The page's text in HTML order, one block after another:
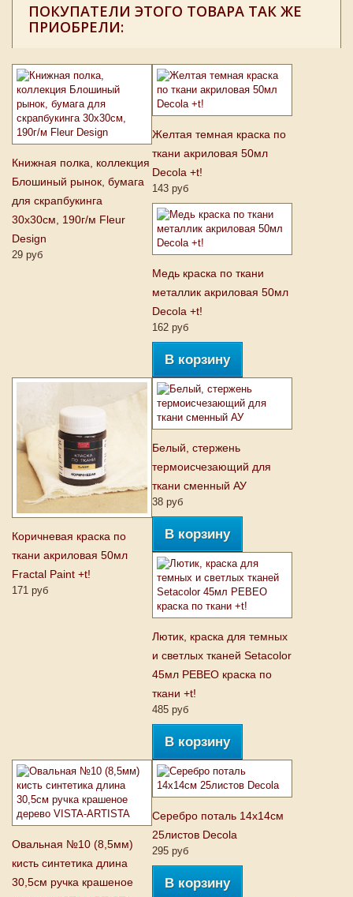
ПОКУПАТЕЛИ ЭТОГО ТОВАРА ТАК ЖЕ
ПРИОБРЕЛИ:
Книжная полка, коллекция
Блошиный рынок, бумага
для скрапбукинга
30x30см, 190г/м Fleur
Design
29 руб
Желтая темная краска по
ткани акриловая 50мл
Decola +t!
143 руб
Медь краска по ткани
металлик акриловая 50мл
Decola +t!
162 руб
В корзину
Коричневая краска по
ткани акриловая 50мл
Fractal Paint +t!
171 руб
Белый, стержень
термоисчезающий для
ткани сменный АУ
38 руб
В корзину
Лютик, краска для темных
и светлых тканей Setacolor
45мл PEBEO краска по
ткани +t!
485 руб
В корзину
Овальная №10 (8,5мм)
кисть синтетика длина
30,5см ручка крашеное
Серебро поталь 14х14см
25листов Decola
295 руб
В корзину